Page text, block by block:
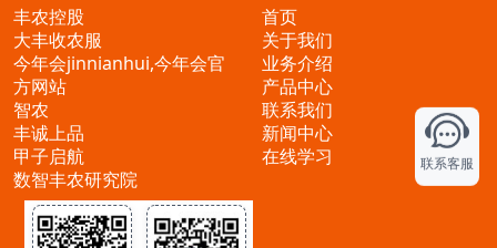
联系客服
丰农控股
大丰收农服
今年会jinnianhui,今年会官
方网站
智农
丰诚上品
甲子启航
数智丰农研究院
首页
关于我们
业务介绍
产品中心
联系我们
新闻中心
在线学习